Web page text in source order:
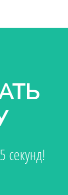
секунд!